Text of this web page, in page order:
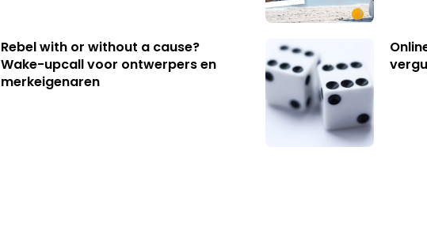
Rebel with or without a cause?
Wake-upcall voor ontwerpers en
merkeigenaren